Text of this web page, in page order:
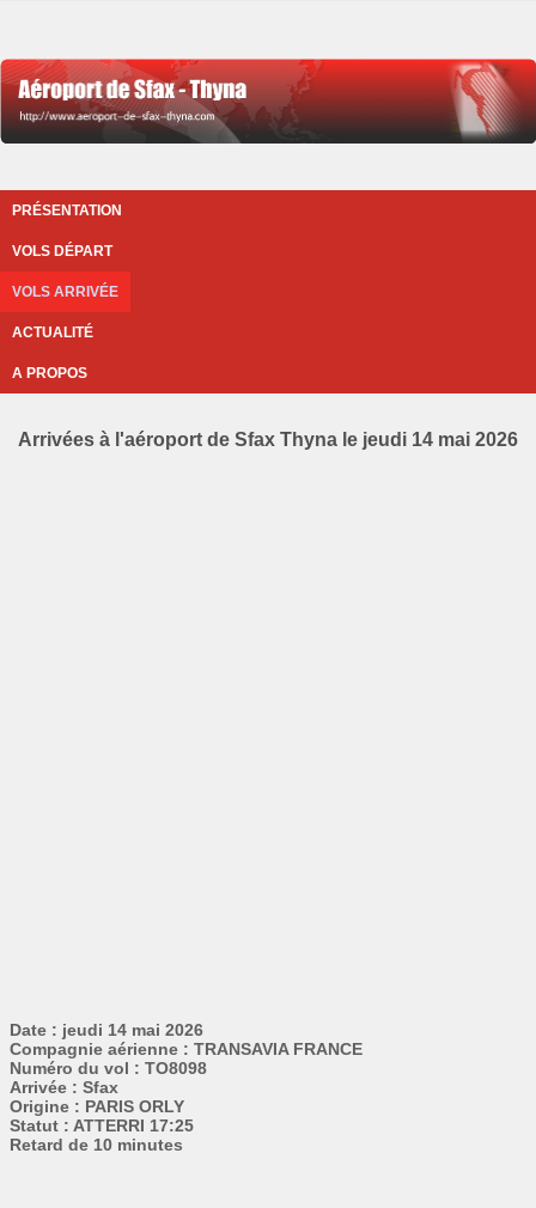
PRÉSENTATION
VOLS DÉPART
VOLS ARRIVÉE
ACTUALITÉ
A PROPOS
Arrivées à l'aéroport de Sfax Thyna le jeudi 14 mai 2026
Date : jeudi 14 mai 2026
Compagnie aérienne : TRANSAVIA FRANCE
Numéro du vol : TO8098
Arrivée : Sfax
Origine : PARIS ORLY
Statut : ATTERRI 17:25
Retard de 10 minutes